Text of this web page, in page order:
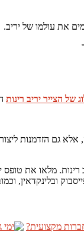
את עולמו של יריב.
של הצייר יריב רינות
גם הזדמנות
מלאו את
ובלינקדאין,
מקצועית?